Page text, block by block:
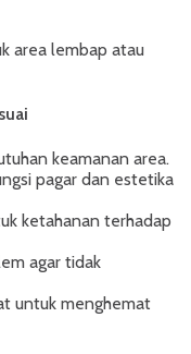
area lembap atau
keamanan area.
pagar dan estetika
ketahanan terhadap
agar tidak
untuk menghemat